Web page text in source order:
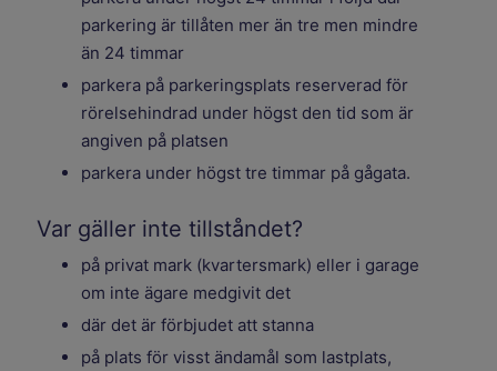
parkering är tillåten mer än tre men mindre
än 24 timmar
parkera på parkeringsplats reserverad för
rörelsehindrad under högst den tid som är
angiven på platsen
parkera under högst tre timmar på gågata.
Var gäller inte tillståndet?
på privat mark (kvartersmark) eller i garage
om inte ägare medgivit det
där det är förbjudet att stanna
på plats för visst ändamål som lastplats,